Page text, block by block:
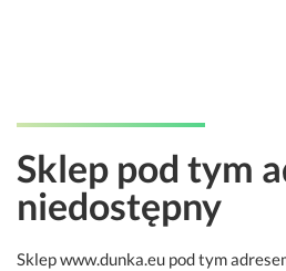
Sklep pod tym
niedostępny
Sklep www.dunka.eu pod tym